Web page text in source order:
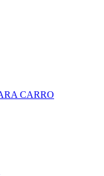
CARRO